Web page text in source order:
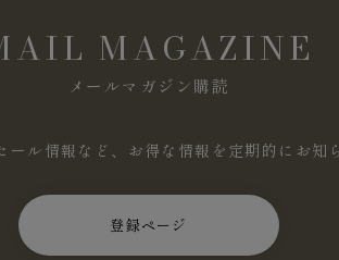
MAGAZINE
メールマガジン購読
ル情報など、お得な情報を定期的にお知
登録ページ